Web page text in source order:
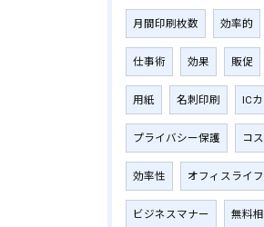
月間印刷枚数 効率的
仕事術 効果 販促
用紙 名刺印刷 IC
プライバシー保護 コ
効率性 オフィスライフ
ビジネスマナー 無料